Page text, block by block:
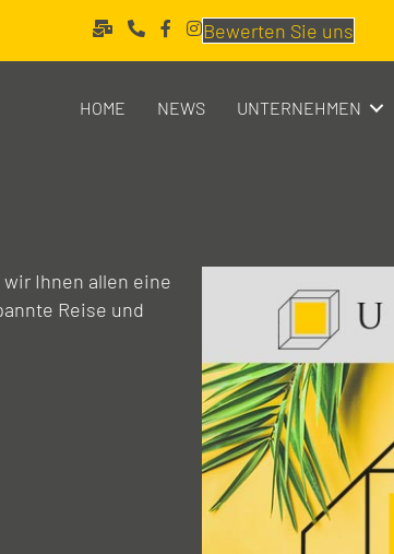
Bewerten Sie uns
HOME NEWS UNTERNEHMEN
Ihnen allen eine
Reise und